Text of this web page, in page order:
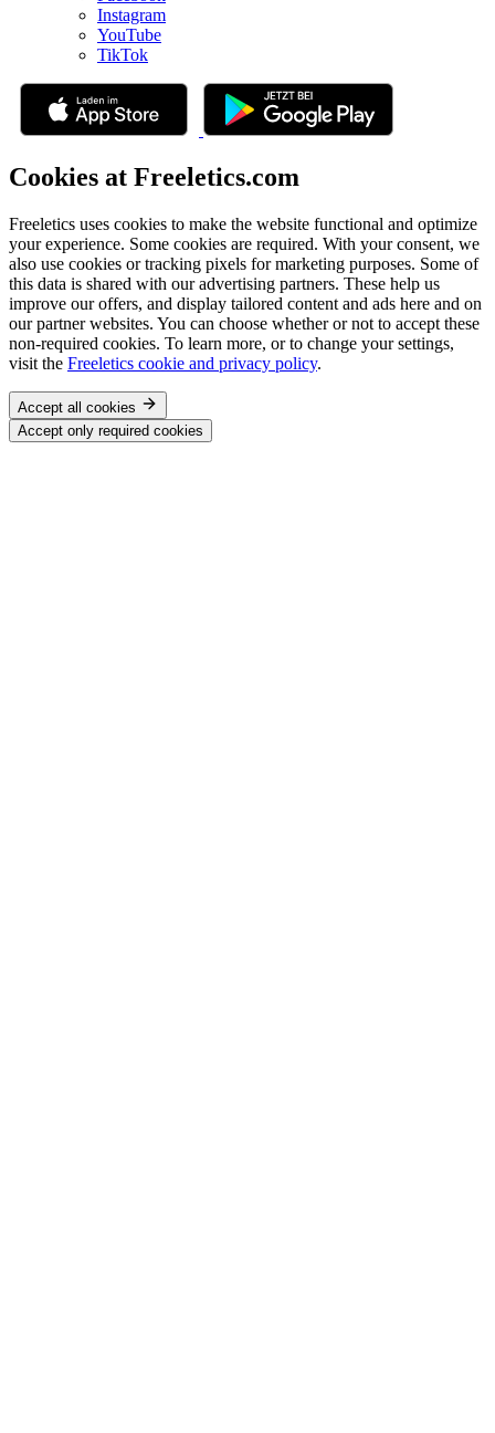
Instagram
YouTube
TikTok
Cookies at Freeletics.com
Freeletics uses cookies to make the website functional and optimize
your experience. Some cookies are required. With your consent, we
also use cookies or tracking pixels for marketing purposes. Some of
this data is shared with our advertising partners. These help us
improve our offers, and display tailored content and ads here and on
our partner websites. You can choose whether or not to accept these
non-required cookies. To learn more, or to change your settings,
visit the Freeletics cookie and privacy policy.
Accept all cookies
Accept only required cookies